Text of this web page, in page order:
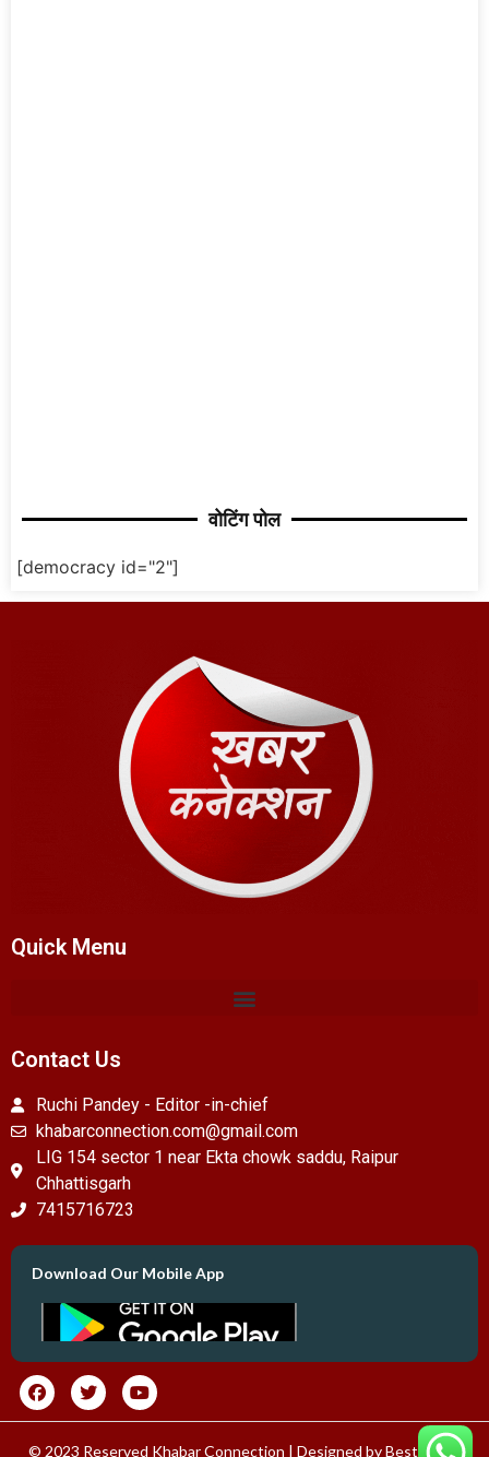
वोटिंग पोल
[democracy id="2"]
Quick Menu
Contact Us
Ruchi Pandey - Editor -in-chief
khabarconnection.com@gmail.com
LIG 154 sector 1 near Ekta chowk saddu, Raipur
Chhattisgarh
7415716723
Download Our Mobile App
© 2023 Reserved Khabar Connection | Designed byBest News